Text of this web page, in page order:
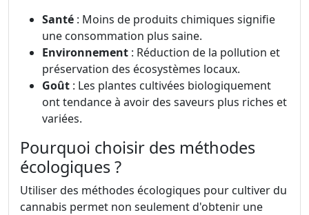
Santé : Moins de produits chimiques signifie
une consommation plus saine.
Environnement : Réduction de la pollution et
préservation des écosystèmes locaux.
Goût : Les plantes cultivées biologiquement
ont tendance à avoir des saveurs plus riches et
variées.
Pourquoi choisir des méthodes
écologiques ?
Utiliser des méthodes écologiques pour cultiver du
cannabis permet non seulement d'obtenir une